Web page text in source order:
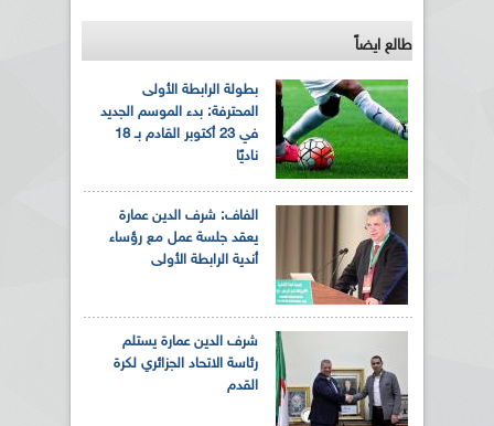
طالع ايضاً
بطولة الرابطة الأولى
المحترفة: بدء الموسم الجديد
في 23 أكتوبر القادم بـ 18
ناديًا
الفاف: شرف الدين عمارة
يعقد جلسة عمل مع رؤساء
أندية الرابطة الأولى
شرف الدين عمارة يستلم
رئاسة الاتحاد الجزائري لكرة
القدم